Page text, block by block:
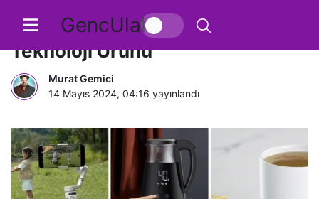
GencUlak
Hayatınızı Kolaylaştıracak 11 Yeni
Teknoloji Ürünü
Murat Gemici
14 Mayıs 2024, 04:16 yayınlandı